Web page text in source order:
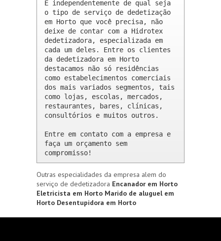
E independentemente de qual seja
o tipo de serviço de dedetização
em Horto que você precisa, não
deixe de contar com a Hidrotex
dedetizadora, especializada em
cada um deles. Entre os clientes
da dedetizadora em Horto
destacamos não só residências
como estabelecimentos comerciais
dos mais variados segmentos, tais
como lojas, escolas, mercados,
restaurantes, bares, clínicas,
consultórios e muitos outros.
Entre em contato com a empresa e
faça um orçamento sem
compromisso!
Outras especialidades da empresa alem do
serviço de dedetizadora Encanador em Horto
Eletricista em Horto Marido de aluguel em
Horto Desentupidora em Horto